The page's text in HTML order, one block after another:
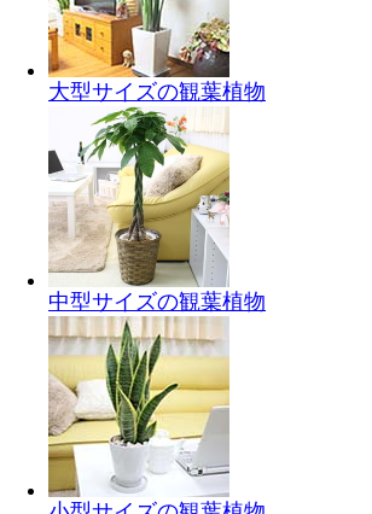
大型サイズの観葉植物
中型サイズの観葉植物